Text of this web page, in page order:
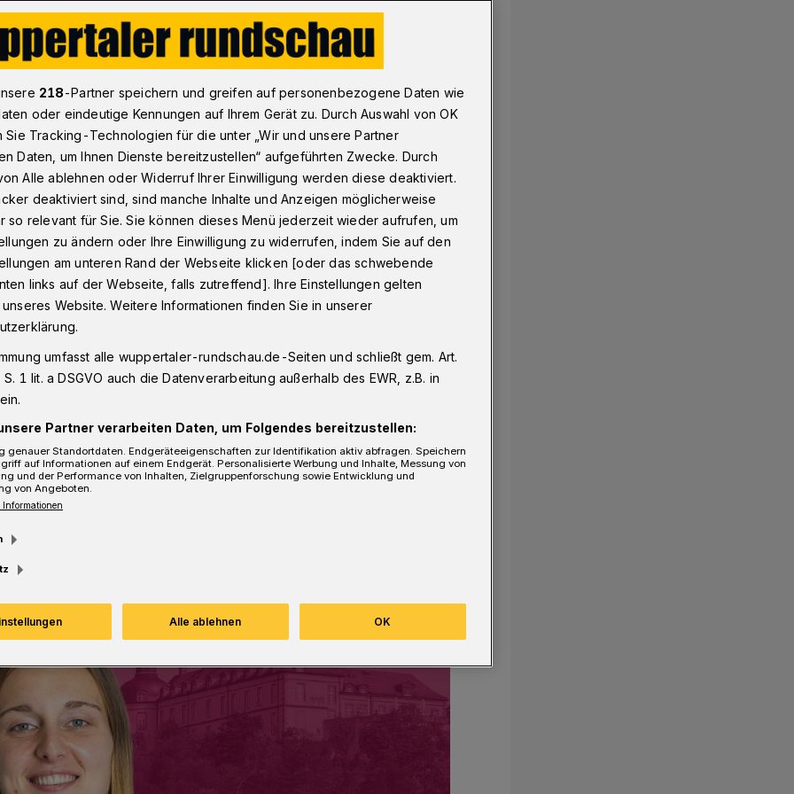
BL: BHC holt Litauerin Vakare Damiliviciute
Vakare
von Torjägerin Svenja Mann
Rückraum melden die Zweitliga-
HC nun auch Vollzug für die linke
Vakare Damiliviciute trägt ab dem
Sie wechselt vom Ligakonkurrenten HC
Land.
218-Partner speichern und greifen auf personenbezogene Daten wie
oder eindeutige Kennungen auf Ihrem Gerät zu. Durch Auswahl von OK
Sie Tracking-Technologien für die unter „Wir und unsere Partner
Daten, um Ihnen Dienste bereitzustellen“ aufgeführten Zwecke. Durch
Alle ablehnen oder Widerruf Ihrer Einwilligung werden diese deaktiviert.
deaktiviert sind, sind manche Inhalte und Anzeigen möglicherweise
so relevant für Sie. Sie können dieses Menü jederzeit wieder aufrufen, um
zu ändern oder Ihre Einwilligung zu widerrufen, indem Sie auf den
am unteren Rand der Webseite klicken [oder das schwebende
links auf der Webseite, falls zutreffend]. Ihre Einstellungen gelten
Website. Weitere Informationen finden Sie in unserer
umfasst alle wuppertaler-rundschau.de-Seiten und schließt gem. Art.
1 lit. a DSGVO auch die Datenverarbeitung außerhalb des EWR, z.B. in
Partner verarbeiten Daten, um Folgendes bereitzustellen:
genauer Standortdaten. Endgeräteeigenschaften zur Identifikation aktiv abfragen. Speichern
auf Informationen auf einem Endgerät. Personalisierte Werbung und Inhalte, Messung von
und der Performance von Inhalten, Zielgruppenforschung sowie Entwicklung und
von Angeboten.
Alle ablehnen OK